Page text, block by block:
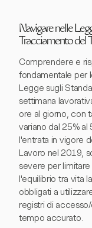
Navigare nelle
Tracciamento del
Comprendere e
fondamentale per
Legge sugli
settimana
ore al giorno, con
variano dal 25% al
l'entrata in vigore
Lavoro nel 2019,
severe per
l'equilibrio tra vita
obbligati a
registri di
tempo accurato.